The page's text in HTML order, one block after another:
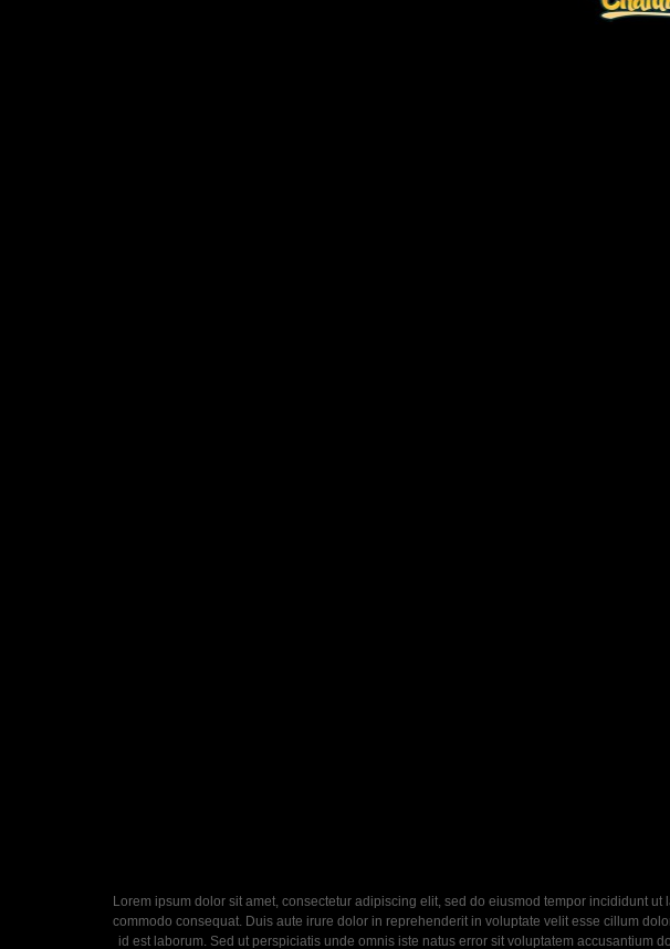
Lorem ipsum dolor sit amet, consectetur adipiscing elit, sed do eiusmod tempor incididunt
commodo consequat. Duis aute irure dolor in reprehenderit in voluptate velit esse cillum
id est laborum. Sed ut perspiciatis unde omnis iste natus error sit voluptatem